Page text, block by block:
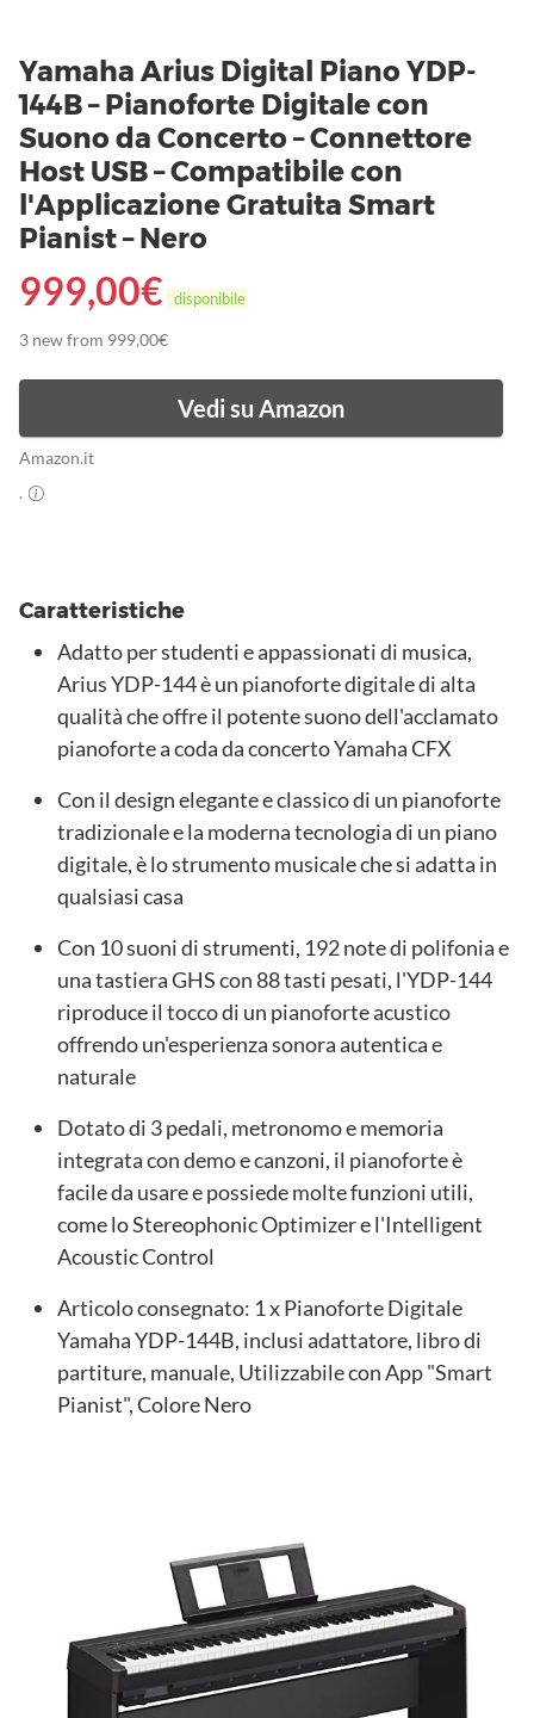
Yamaha Arius Digital Piano YDP-
144B – Pianoforte Digitale con
Suono da Concerto – Connettore
Host USB – Compatibile con
l'Applicazione Gratuita Smart
Pianist – Nero
999,00€ disponibile
3 new from 999,00€
Vedi su Amazon
Amazon.it
.
Caratteristiche
Adatto per studenti e appassionati di musica,
Arius YDP-144 è un pianoforte digitale di alta
qualità che offre il potente suono dell'acclamato
pianoforte a coda da concerto Yamaha CFX
Con il design elegante e classico di un pianoforte
tradizionale e la moderna tecnologia di un piano
digitale, è lo strumento musicale che si adatta in
qualsiasi casa
Con 10 suoni di strumenti, 192 note di polifonia e
una tastiera GHS con 88 tasti pesati, l'YDP-144
riproduce il tocco di un pianoforte acustico
offrendo un'esperienza sonora autentica e
naturale
Dotato di 3 pedali, metronomo e memoria
integrata con demo e canzoni, il pianoforte è
facile da usare e possiede molte funzioni utili,
come lo Stereophonic Optimizer e l'Intelligent
Acoustic Control
Articolo consegnato: 1 x Pianoforte Digitale
Yamaha YDP-144B, inclusi adattatore, libro di
partiture, manuale, Utilizzabile con App "Smart
Pianist", Colore Nero